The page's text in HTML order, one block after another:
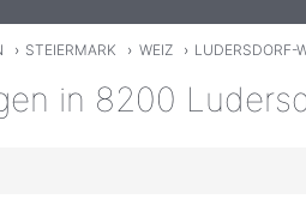
› STEIERMARK › WEIZ › LUDERSDORF-
in 8200